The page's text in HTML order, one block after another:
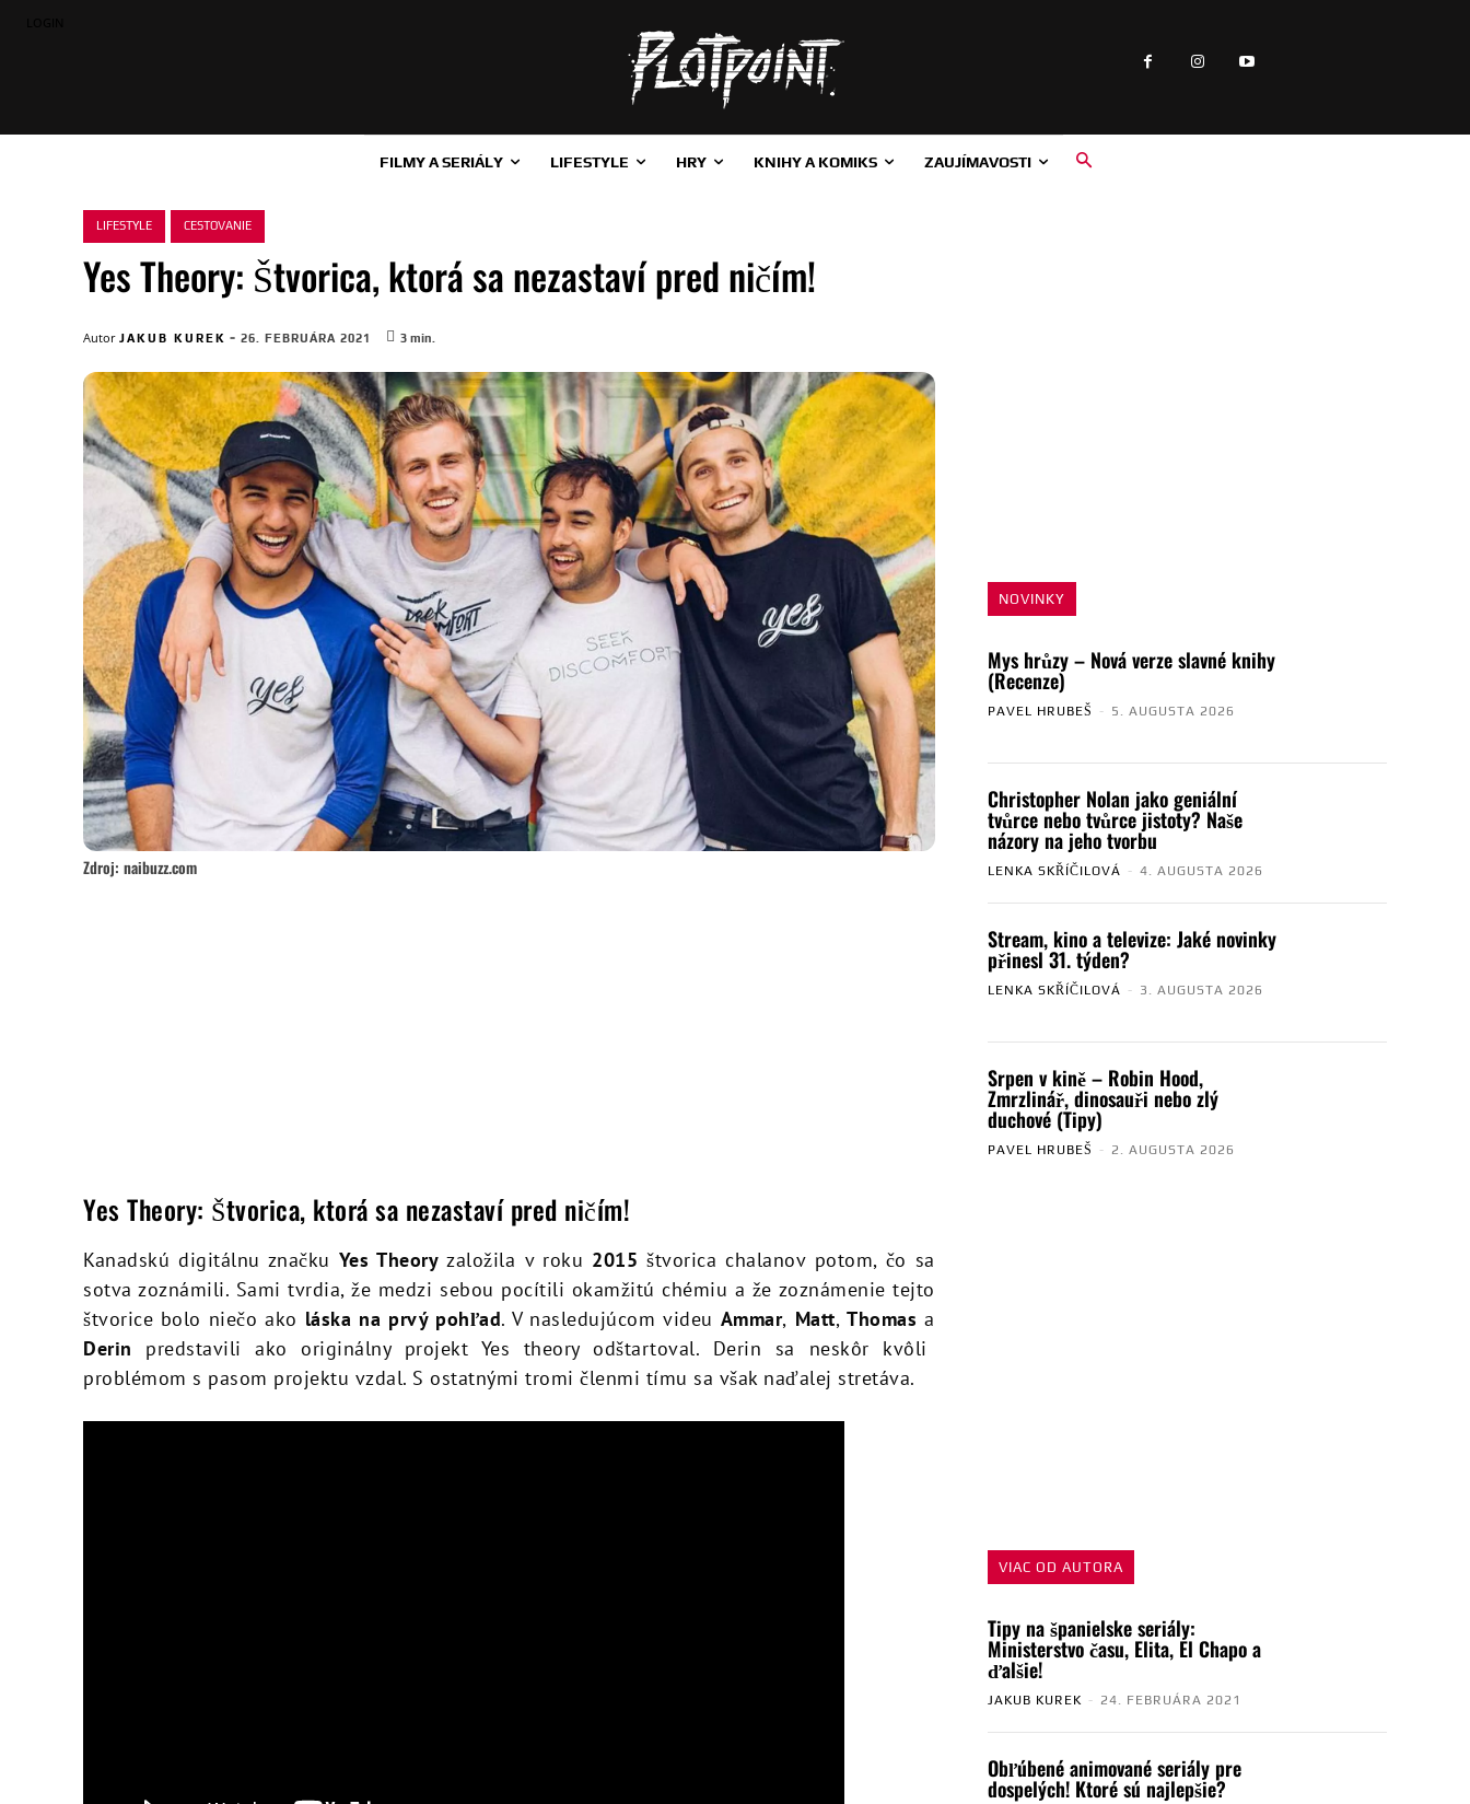
FILMY A SERIÁLY LIFESTYLE HRY KNIHY A KOMIKS ZAUJÍMAVOSTI
LIFESTYLE CESTOVANIE
Yes Theory: Štvorica, ktorá sa nezastaví pred ničím!
Autor JAKUB KUREK - 26. FEBRUÁRA 2021 3 min.
Zdroj: naibuzz.com
NOVINKY
Mys hrůzy – Nová verze slavné knihy
(Recenze)
PAVEL HRUBEŠ - 5. AUGUSTA 2026
Christopher Nolan jako geniální
tvůrce nebo tvůrce jistoty? Naše
názory na jeho tvorbu
LENKA SKŘÍČILOVÁ - 4. AUGUSTA 2026
Stream, kino a televize: Jaké novinky
přinesl 31. týden?
LENKA SKŘÍČILOVÁ - 3. AUGUSTA 2026
Srpen v kině – Robin Hood,
Zmrzlinář, dinosauři nebo zlý
duchové (Tipy)
PAVEL HRUBEŠ - 2. AUGUSTA 2026
Yes Theory: Štvorica, ktorá sa nezastaví pred ničím!
Kanadskú digitálnu značku Yes Theory založila v roku 2015 štvorica chalanov potom, čo sa
sotva zoznámili. Sami tvrdia, že medzi sebou pocítili okamžitú chémiu a že zoznámenie tejto
štvorice bolo niečo ako láska na prvý pohľad. V nasledujúcom videu Ammar, Matt, Thomasa
Derin predstavili ako originálny projekt Yes theory odštartoval. Derin sa neskôr kvôli
problémom s pasom projektu vzdal. S ostatnými tromi členmi tímu sa však naďalej stretáva.
VIAC OD AUTORA
Tipy na španielske seriály:
Ministerstvo času, Elita, El Chapo a
ďalšie!
JAKUB KUREK - 24. FEBRUÁRA 2021
Obľúbené animované seriály pre
dospelých! Ktoré sú najlepšie?